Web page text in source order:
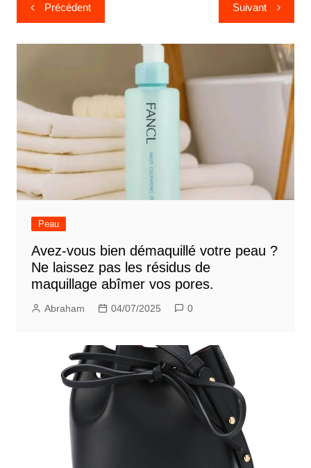
de
l’article
Précédent Suivant
Peau
Avez-vous bien démaquillé votre peau ?
Ne laissez pas les résidus de
maquillage abîmer vos pores.
Abraham 04/07/2025 0